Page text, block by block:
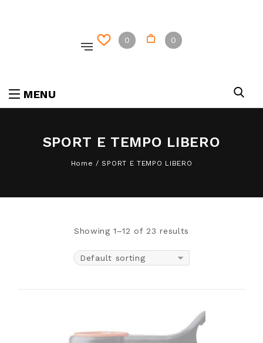
0 0
MENU
SPORT E TEMPO LIBERO
Home /SPORT E TEMPO LIBERO
Showing 1–12 of 23 results
Default sorting